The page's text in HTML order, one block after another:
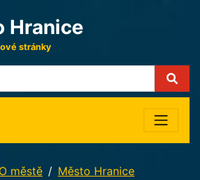
Hranice
stránky
O městě
Město Hranice